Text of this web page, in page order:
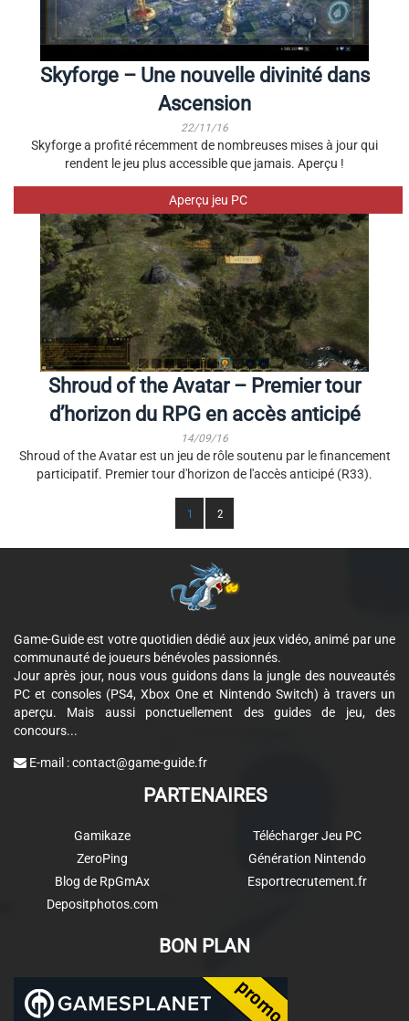
Skyforge – Une nouvelle divinité dans
Ascension
22/11/16
Skyforge a profité récemment de nombreuses mises à jour qui
rendent le jeu plus accessible que jamais. Aperçu !
Aperçu jeu PC
Shroud of the Avatar – Premier tour
d’horizon du RPG en accès anticipé
14/09/16
Shroud of the Avatar est un jeu de rôle soutenu par le financement
participatif. Premier tour d'horizon de l'accès anticipé (R33).
1 2
Game-Guide est votre quotidien dédié aux jeux vidéo, animé par une
communauté de joueurs bénévoles passionnés.
Jour après jour, nous vous guidons dans la jungle des nouveautés
PC et consoles (PS4, Xbox One et Nintendo Switch) à travers un
aperçu. Mais aussi ponctuellement des guides de jeu, des
concours...
E-mail :contact@game-guide.fr
PARTENAIRES
Gamikaze
ZeroPing
Blog de RpGmAx
Depositphotos.com
Télécharger Jeu PC
Génération Nintendo
Esportrecrutement.fr
BON PLAN